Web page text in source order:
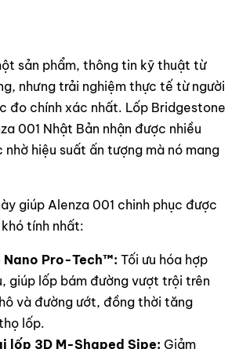
sản phẩm, thông tin kỹ thuật từ
nhưng trải nghiệm thực tế từ người
đo chính xác nhất. Lốp Bridgestone
001 Nhật Bản nhận được nhiều
hiệu suất ấn tượng mà nó mang
giúp Alenza 001 chinh phục được
tính nhất:
Nano Pro-Tech™: Tối ưu hóa hợp
giúp lốp bám đường vượt trội trên
và đường ướt, đồng thời tăng
lốp.
lốp 3D M-Shaped Sipe: Giảm